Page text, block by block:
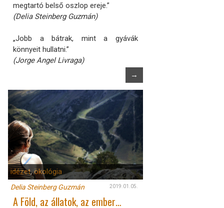
megtartó belső oszlop ereje.”
(Delia Steinberg Guzmán)
„Jobb a bátrak, mint a gyávák
könnyeit hullatni.”
(Jorge Angel Livraga)
→
idézet,ökológia
Delia Steinberg Guzmán 2019.01.05.
A Föld, az állatok, az ember…